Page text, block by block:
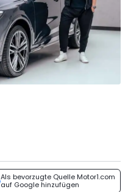
Als bevorzugte Quelle Motor1.com
auf Google hinzufügen